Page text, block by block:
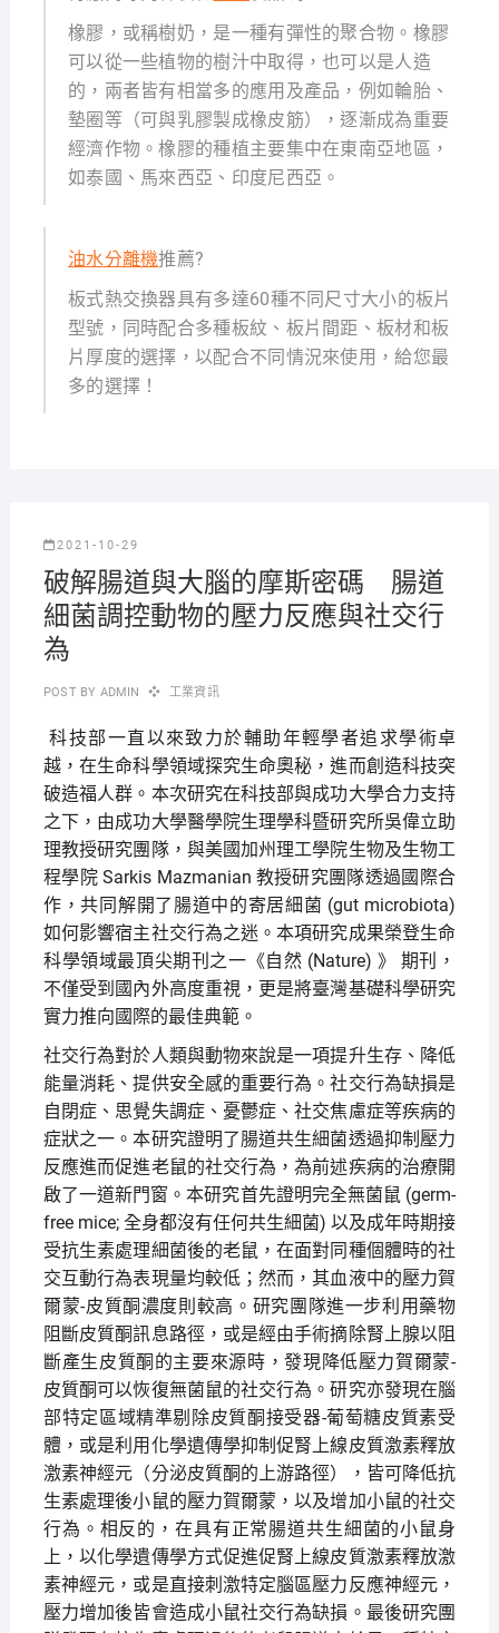
橡膠，或稱樹奶，是一種有彈性的聚合物。橡膠
可以從一些植物的樹汁中取得，也可以是人造
的，兩者皆有相當多的應用及產品，例如輪胎、
墊圈等（可與乳膠製成橡皮筋），逐漸成為重要
經濟作物。橡膠的種植主要集中在東南亞地區，
如泰國、馬來西亞、印度尼西亞。
油水分離機推薦?
板式熱交換器具有多達60種不同尺寸大小的板片
型號，同時配合多種板紋、板片間距、板材和板
片厚度的選擇，以配合不同情況來使用，給您最
多的選擇！
2021-10-29
破解腸道與大腦的摩斯密碼 腸道
細菌調控動物的壓力反應與社交行
為
POST BY ADMIN 工業資訊
科技部一直以來致力於輔助年輕學者追求學術卓
越，在生命科學領域探究生命奧秘，進而創造科技突
破造福人群。本次研究在科技部與成功大學合力支持
之下，由成功大學醫學院生理學科暨研究所吳偉立助
理教授研究團隊，與美國加州理工學院生物及生物工
程學院 Sarkis Mazmanian 教授研究團隊透過國際合
作，共同解開了腸道中的寄居細菌 (gut microbiota)
如何影響宿主社交行為之迷。本項研究成果榮登生命
科學領域最頂尖期刊之一《自然 (Nature) 》 期刊，
不僅受到國內外高度重視，更是將臺灣基礎科學研究
實力推向國際的最佳典範。
社交行為對於人類與動物來說是一項提升生存、降低
能量消耗、提供安全感的重要行為。社交行為缺損是
自閉症、思覺失調症、憂鬱症、社交焦慮症等疾病的
症狀之一。本研究證明了腸道共生細菌透過抑制壓力
反應進而促進老鼠的社交行為，為前述疾病的治療開
啟了一道新門窗。本研究首先證明完全無菌鼠 (germ-
free mice; 全身都沒有任何共生細菌) 以及成年時期接
受抗生素處理細菌後的老鼠，在面對同種個體時的社
交互動行為表現量均較低；然而，其血液中的壓力賀
爾蒙-皮質酮濃度則較高。研究團隊進一步利用藥物
阻斷皮質酮訊息路徑，或是經由手術摘除腎上腺以阻
斷產生皮質酮的主要來源時，發現降低壓力賀爾蒙-
皮質酮可以恢復無菌鼠的社交行為。研究亦發現在腦
部特定區域精準剔除皮質酮接受器-葡萄糖皮質素受
體，或是利用化學遺傳學抑制促腎上線皮質激素釋放
激素神經元（分泌皮質酮的上游路徑），皆可降低抗
生素處理後小鼠的壓力賀爾蒙，以及增加小鼠的社交
行為。相反的，在具有正常腸道共生細菌的小鼠身
上，以化學遺傳學方式促進促腎上線皮質激素釋放激
素神經元，或是直接刺激特定腦區壓力反應神經元，
壓力增加後皆會造成小鼠社交行為缺損。最後研究團